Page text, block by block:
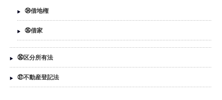
㉞借地権
㉟借家
㊱区分所有法
㊲不動産登記法